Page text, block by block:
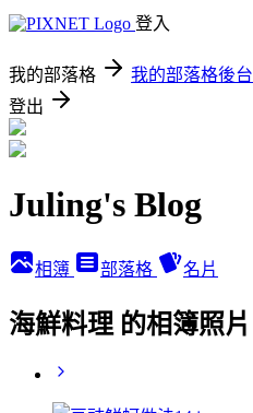
登入
我的部落格 我的部落格後台
登出
Juling's Blog
相簿 部落格 名片
海鮮料理 的相簿照片